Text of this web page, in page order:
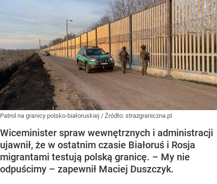
Patrol na granicy polsko-białoruskiej / Źródło: strazgraniczna.pl
Wiceminister spraw wewnętrznych i administracji
ujawnił, że w ostatnim czasie Białoruś i Rosja
migrantami testują polską granicę. – My nie
odpuścimy – zapewnił Maciej Duszczyk.